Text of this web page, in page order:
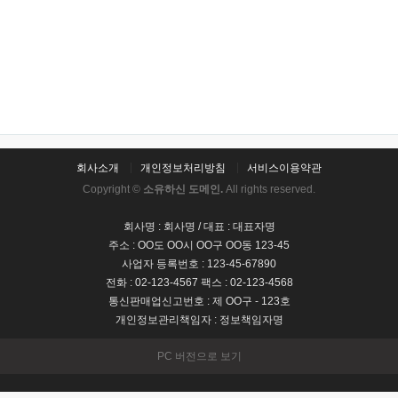
회사소개 개인정보처리방침
서비스이용약관
Copyright © 소유하신 도메인. All rights reserved.
회사명 : 회사명 / 대표 : 대표자명
주소 : OO도 OO시 OO구 OO동 123-45
사업자 등록번호 : 123-45-67890
전화 : 02-123-4567 팩스 : 02-123-4568
통신판매업신고번호 : 제 OO구 - 123호
개인정보관리책임자 : 정보책임자명
PC 버전으로 보기